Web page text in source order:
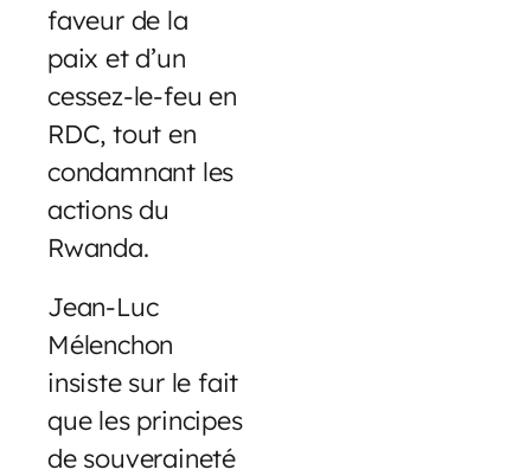
faveur de la
paix et d’un
cessez-le-feu en
RDC, tout en
condamnant les
actions du
Rwanda.
Jean-Luc
Mélenchon
insiste sur le fait
que les principes
de souveraineté